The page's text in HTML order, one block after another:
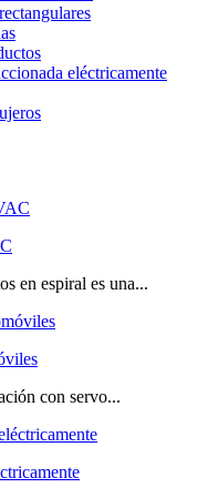
eléctricamente
en espiral es una...
con servo...